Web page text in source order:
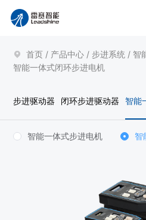
首页 / 产品中心 / 步进系统 / 智
智能一体式闭环步进电机
步进驱动器 闭环步进驱动器 智能
智能一体式步进电机 智